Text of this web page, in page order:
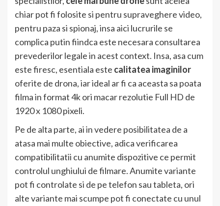
chiar pot fi folosite si pentru supraveghere video,
pentru paza si spionaj, insa aici lucrurile se
complica putin fiindca este necesara consultarea
prevederilor legale in acest context. Insa, asa cum
este firesc, esentiala este calitatea imaginilor
oferite de drona, iar ideal ar fi ca aceasta sa poata
filma in format 4k ori macar rezolutie Full HD de
1920 x 1080 pixeli.
Pe de alta parte, ai in vedere posibilitatea de a
atasa mai multe obiective, adica verificarea
compatibilitatii cu anumite dispozitive ce permit
controlul unghiului de filmare. Anumite variante
pot fi controlate si de pe telefon sau tableta, ori
alte variante mai scumpe pot fi conectate cu unul